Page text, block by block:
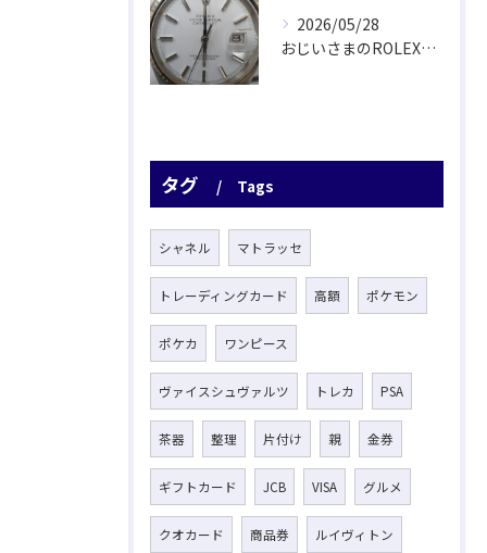
2026/05/28
おじいさまのROLEX驚愕査定！
タグ Tags
シャネル マトラッセ
トレーディングカード 高額 ポケモン
ポケカ ワンピース
ヴァイスシュヴァルツ トレカ PSA
茶器 整理 片付け 親 金券
ギフトカード JCB VISA グルメ
クオカード 商品券 ルイヴィトン